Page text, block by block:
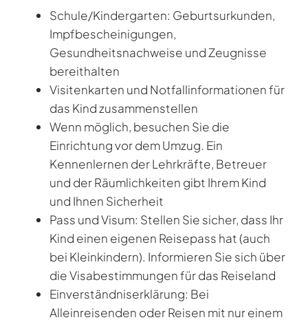
Schule/Kindergarten: Geburtsurkunden,
Impfbescheinigungen,
Gesundheitsnachweise und Zeugnisse
bereithalten
Visitenkarten und Notfallinformationen für
das Kind zusammenstellen
Wenn möglich, besuchen Sie die
Einrichtung vor dem Umzug. Ein
Kennenlernen der Lehrkräfte, Betreuer
und der Räumlichkeiten gibt Ihrem Kind
und Ihnen Sicherheit
Pass und Visum: Stellen Sie sicher, dass Ihr
Kind einen eigenen Reisepass hat (auch
bei Kleinkindern). Informieren Sie sich über
die Visabestimmungen für das Reiseland
Einverständniserklärung: Bei
Alleinreisenden oder Reisen mit nur einem